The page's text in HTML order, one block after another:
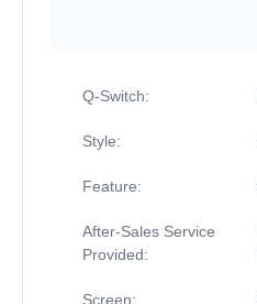
Q-Switch:
Style:
Feature:
After-Sales Service
Provided:
Screen: